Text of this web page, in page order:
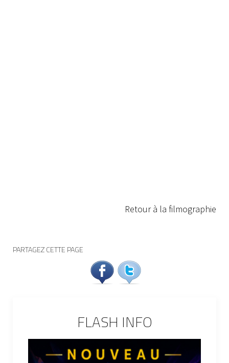
Retour à la filmographie
PARTAGEZ CETTE PAGE
FLASH INFO